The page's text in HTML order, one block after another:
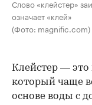
Слово «клейстер»
означает «клей»
(Фото: magnific.com)
Клейстер — это
который чаще
основе воды с